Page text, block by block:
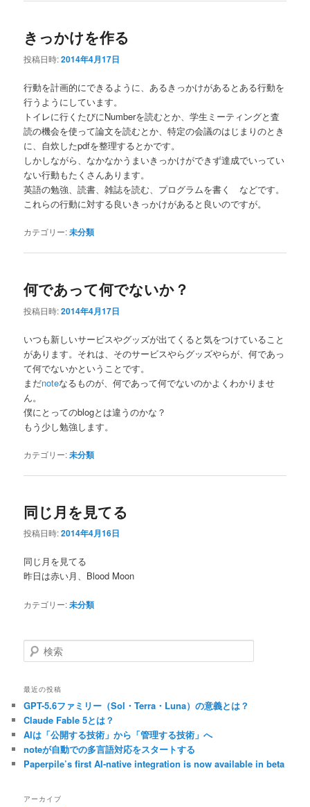
きっかけを作る
投稿日時:2014年4月17日
行動を計画的にできるように、あるきっかけがあるとある行動を
行うようにしています。
トイレに行くたびにNumberを読むとか、学生ミーティングと査
読の機会を使って論文を読むとか、特定の会議のはじまりのとき
に、自炊したpdfを整理するとかです。
しかしながら、なかなかうまいきっかけができず達成でいってい
ない行動もたくさんあります。
英語の勉強、読書、雑誌を読む、プログラムを書く などです。
これらの行動に対する良いきっかけがあると良いのですが。
カテゴリー:未分類
何であって何でないか？
投稿日時:2014年4月17日
いつも新しいサービスやグッズが出てくると気をつけていること
があります。それは、そのサービスやらグッズやらが、何であっ
て何でないかということです。
まだnoteなるものが、何であって何でないのかよくわかりませ
ん。
僕にとってのblogとは違うのかな？
もう少し勉強します。
カテゴリー:未分類
同じ月を見てる
投稿日時:2014年4月16日
同じ月を見てる
昨日は赤い月、Blood Moon
カテゴリー:未分類
検
索
最近の投稿
GPT-5.6ファミリー（Sol・Terra・Luna）の意義とは？
Claude Fable 5とは？
AIは「公開する技術」から「管理する技術」へ
noteが自動での多言語対応をスタートする
Paperpile’s first AI-native integration is now available in beta
アーカイブ